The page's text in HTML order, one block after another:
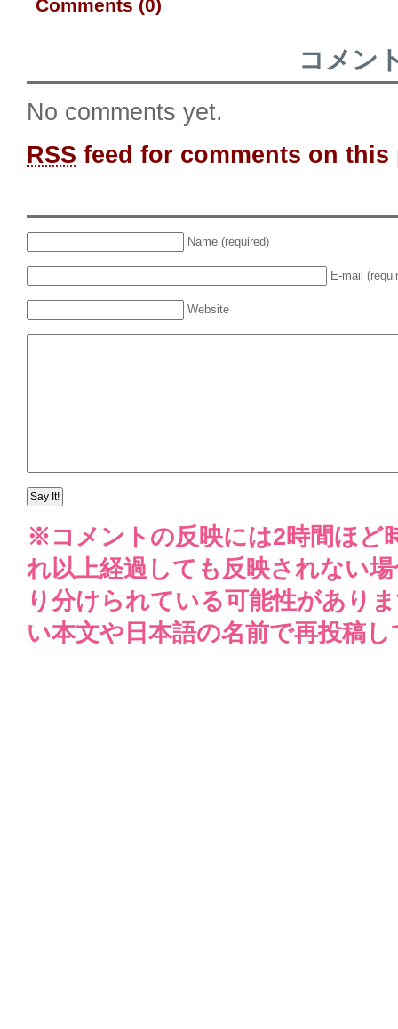
Comments (0)
コメン
No comments yet.
RSS feed for comments on this
Name (required)
E-mail
Website
※コメントの反映には2時間ほど
れ以上経過しても反映されない
り分けられている可能性があり
い本文や日本語の名前で再投稿